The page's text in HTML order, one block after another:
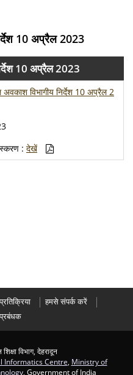
10 अप्रैल 2023
10 अप्रैल 2023
अवकाश विभागीय निर्देश 10 अप्रैल 2
: देखें
हमसे संपर्क करें
विभाग, देहरादून
Informatics Centre Ministry of
, Government of India